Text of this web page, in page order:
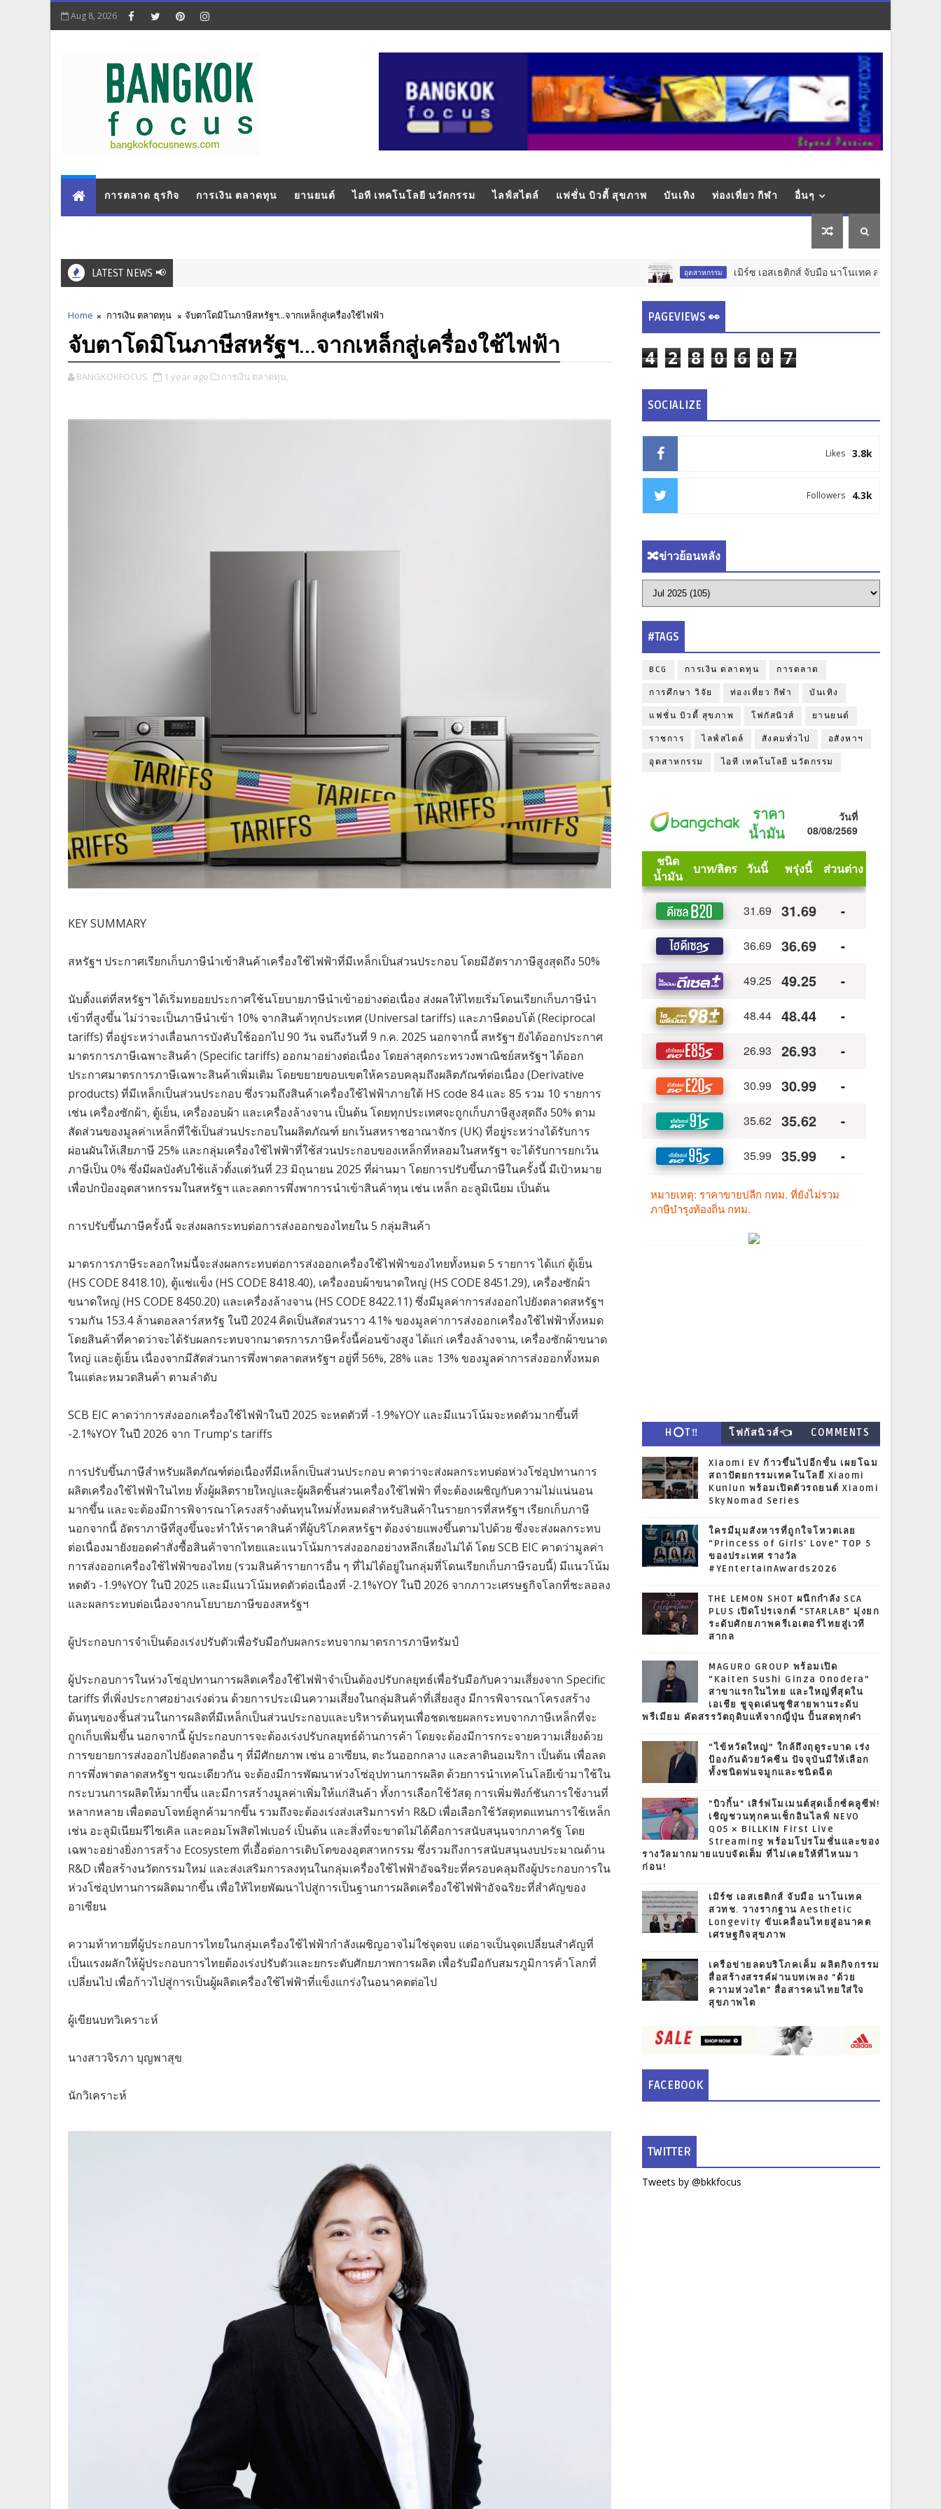
Aug 8, 2026
การตลาด ธุรกิจ การเงิน ตลาดทุน ยานยนต์ ไอที เทคโนโลยี นวัตกรรม ไลฟ์สไตล์ แฟชั่น บิวตี้ สุขภาพ บันเทิง ท่องเที่ยว กีฬา อื่นๆ
LATEST NEWS 📢 อุตสาหกรรม เมิร์ซ เอสเธติกส์ จับมือ นาโนเทค สวทช. วางรากฐาน
Home การเงิน ตลาดทุน จับตาโดมิโนภาษีสหรัฐฯ...จากเหล็กสู่เครื่องใช้ไฟฟ้า
จับตาโดมิโนภาษีสหรัฐฯ...จากเหล็กสู่เครื่องใช้ไฟฟ้า
BANGKOKFOCUS 1 year ago การเงิน ตลาดทุน,
KEY SUMMARY
สหรัฐฯ ประกาศเรียกเก็บภาษีนำเข้าสินค้าเครื่องใช้ไฟฟ้าที่มีเหล็กเป็นส่วนประกอบ โดยมีอัตราภาษีสูงสุดถึง 50%
นับตั้งแต่ที่สหรัฐฯ ได้เริ่มทยอยประกาศใช้นโยบายภาษีนำเข้าอย่างต่อเนื่อง ส่งผลให้ไทยเริ่มโดนเรียกเก็บภาษีนำ
เข้าที่สูงขึ้น ไม่ว่าจะเป็นภาษีนำเข้า 10% จากสินค้าทุกประเทศ (Universal tariffs) และภาษีตอบโต้ (Reciprocal
tariffs) ที่อยู่ระหว่างเลื่อนการบังคับใช้ออกไป 90 วัน จนถึงวันที่ 9 ก.ค. 2025 นอกจากนี้ สหรัฐฯ ยังได้ออกประกาศ
มาตรการภาษีเฉพาะสินค้า (Specific tariffs) ออกมาอย่างต่อเนื่อง โดยล่าสุดกระทรวงพาณิชย์สหรัฐฯ ได้ออก
ประกาศมาตรการภาษีเฉพาะสินค้าเพิ่มเติม โดยขยายขอบเขตให้ครอบคลุมถึงผลิตภัณฑ์ต่อเนื่อง (Derivative
products) ที่มีเหล็กเป็นส่วนประกอบ ซึ่งรวมถึงสินค้าเครื่องใช้ไฟฟ้าภายใต้ HS code 84 และ 85 รวม 10 รายการ
เช่น เครื่องซักผ้า, ตู้เย็น, เครื่องอบผ้า และเครื่องล้างจาน เป็นต้น โดยทุกประเทศจะถูกเก็บภาษีสูงสุดถึง 50% ตาม
สัดส่วนของมูลค่าเหล็กที่ใช้เป็นส่วนประกอบในผลิตภัณฑ์ ยกเว้นสหราชอาณาจักร (UK) ที่อยู่ระหว่างได้รับการ
ผ่อนผันให้เสียภาษี 25% และกลุ่มเครื่องใช้ไฟฟ้าที่ใช้ส่วนประกอบของเหล็กที่หลอมในสหรัฐฯ จะได้รับการยกเว้น
ภาษีเป็น 0% ซึ่งมีผลบังคับใช้แล้วตั้งแต่วันที่ 23 มิถุนายน 2025 ที่ผ่านมา โดยการปรับขึ้นภาษีในครั้งนี้ มีเป้าหมาย
เพื่อปกป้องอุตสาหกรรมในสหรัฐฯ และลดการพึ่งพาการนำเข้าสินค้าทุน เช่น เหล็ก อะลูมิเนียม เป็นต้น
การปรับขึ้นภาษีครั้งนี้ จะส่งผลกระทบต่อการส่งออกของไทยใน 5 กลุ่มสินค้า
มาตรการภาษีระลอกใหม่นี้จะส่งผลกระทบต่อการส่งออกเครื่องใช้ไฟฟ้าของไทยทั้งหมด 5 รายการ ได้แก่ ตู้เย็น
(HS CODE 8418.10), ตู้แช่แข็ง (HS CODE 8418.40), เครื่องอบผ้าขนาดใหญ่ (HS CODE 8451.29), เครื่องซักผ้า
ขนาดใหญ่ (HS CODE 8450.20) และเครื่องล้างจาน (HS CODE 8422.11) ซึ่งมีมูลค่าการส่งออกไปยังตลาดสหรัฐฯ
รวมกัน 153.4 ล้านดอลลาร์สหรัฐ ในปี 2024 คิดเป็นสัดส่วนราว 4.1% ของมูลค่าการส่งออกเครื่องใช้ไฟฟ้าทั้งหมด
โดยสินค้าที่คาดว่าจะได้รับผลกระทบจากมาตรการภาษีครั้งนี้ค่อนข้างสูง ได้แก่ เครื่องล้างจาน, เครื่องซักผ้าขนาด
ใหญ่ และตู้เย็น เนื่องจากมีสัดส่วนการพึ่งพาตลาดสหรัฐฯ อยู่ที่ 56%, 28% และ 13% ของมูลค่าการส่งออกทั้งหมด
ในแต่ละหมวดสินค้า ตามลำดับ
SCB EIC คาดว่าการส่งออกเครื่องใช้ไฟฟ้าในปี 2025 จะหดตัวที่ -1.9%YOY และมีแนวโน้มจะหดตัวมากขึ้นที่
-2.1%YOY ในปี 2026 จาก Trump's tariffs
การปรับขึ้นภาษีสำหรับผลิตภัณฑ์ต่อเนื่องที่มีเหล็กเป็นส่วนประกอบ คาดว่าจะส่งผลกระทบต่อห่วงโซ่อุปทานการ
ผลิตเครื่องใช้ไฟฟ้าในไทย ทั้งผู้ผลิตรายใหญ่และผู้ผลิตชิ้นส่วนเครื่องใช้ไฟฟ้า ที่จะต้องเผชิญกับความไม่แน่นอน
มากขึ้น และจะต้องมีการพิจารณาโครงสร้างต้นทุนใหม่ทั้งหมดสำหรับสินค้าในรายการที่สหรัฐฯ เรียกเก็บภาษี
นอกจากนี้ อัตราภาษีที่สูงขึ้นจะทำให้ราคาสินค้าที่ผู้บริโภคสหร้ฐฯ ต้องจ่ายแพงขึ้นตามไปด้วย ซึ่งจะส่งผลกระทบ
ต่อเนื่องมายังยอดคำสั่งซื้อสินค้าจากไทยและแนวโน้มการส่งออกอย่างหลีกเลี่ยงไม่ได้ โดย SCB EIC คาดว่ามูลค่า
การส่งออกเครื่องใช้ไฟฟ้าของไทย (รวมสินค้ารายการอื่น ๆ ที่ไม่ได้อยู่ในกลุ่มที่โดนเรียกเก็บภาษีรอบนี้) มีแนวโน้ม
หดตัว -1.9%YOY ในปี 2025 และมีแนวโน้มหดตัวต่อเนื่องที่ -2.1%YOY ในปี 2026 จากภาวะเศรษฐกิจโลกที่ชะลอลง
และผลกระทบต่อเนื่องจากนโยบายภาษีของสหรัฐฯ
ผู้ประกอบการจำเป็นต้องเร่งปรับตัวเพื่อรับมือกับผลกระทบจากมาตรการภาษีทรัมป์
ผู้ประกอบการในห่วงโซ่อุปทานการผลิตเครื่องใช้ไฟฟ้าจำเป็นต้องปรับกลยุทธ์เพื่อรับมือกับความเสี่ยงจาก Specific
tariffs ที่เพิ่งประกาศอย่างเร่งด่วน ด้วยการประเมินความเสี่ยงในกลุ่มสินค้าที่เสี่ยงสูง มีการพิจารณาโครงสร้าง
ต้นทุนของชิ้นส่วนในการผลิตที่มีเหล็กเป็นส่วนประกอบและบริหารต้นทุนเพื่อชดเชยผลกระทบจากภาษีเหล็กที่จะ
ถูกเก็บเพิ่มขึ้น นอกจากนี้ ผู้ประกอบการจะต้องเร่งปรับกลยุทธ์ด้านการค้า โดยจะต้องมีการกระจายความเสี่ยงด้วย
การขยายการส่งออกไปยังตลาดอื่น ๆ ที่มีศักยภาพ เช่น อาเซียน, ตะวันออกกลาง และลาตินอเมริกา เป็นต้น เพื่อลด
การพึ่งพาตลาดสหรัฐฯ ขณะเดียวกัน จะต้องมีการพัฒนาห่วงโซ่อุปทานการผลิต ด้วยการนำเทคโนโลยีเข้ามาใช้ใน
กระบวนการผลิตให้มากขึ้น และมีการสร้างมูลค่าเพิ่มให้แก่สินค้า ทั้งการเลือกใช้วัสดุ การเพิ่มฟังก์ชันการใช้งานที่
หลากหลาย เพื่อตอบโจทย์ลูกค้ามากขึ้น รวมถึงจะต้องเร่งส่งเสริมการทำ R&D เพื่อเลือกใช้วัสดุทดแทนการใช้เหล็ก
เช่น อะลูมิเนียมรีไซเคิล และคอมโพสิตไฟเบอร์ เป็นต้น และสิ่งที่จะขาดไม่ได้คือการสนับสนุนจากภาครัฐ โดย
เฉพาะอย่างยิ่งการสร้าง Ecosystem ที่เอื้อต่อการเติบโตของอุตสาหกรรม ซึ่งรวมถึงการสนับสนุนงบประมาณด้าน
R&D เพื่อสร้างนวัตกรรมใหม่ และส่งเสริมการลงทุนในกลุ่มเครื่องใช้ไฟฟ้าอัจฉริยะที่ครอบคลุมถึงผู้ประกอบการใน
ห่วงโซ่อุปทานการผลิตมากขึ้น เพื่อให้ไทยพัฒนาไปสู่การเป็นฐานการผลิตเครื่องใช้ไฟฟ้าอัจฉริยะที่สำคัญของ
อาเซียน
ความท้าทายที่ผู้ประกอบการไทยในกลุ่มเครื่องใช้ไฟฟ้ากำลังเผชิญอาจไม่ใช่จุดจบ แต่อาจเป็นจุดเปลี่ยนสำคัญที่
เป็นแรงผลักให้ผู้ประกอบการไทยต้องเร่งปรับตัวและยกระดับศักยภาพการผลิต เพื่อรับมือกับสมรภูมิการค้าโลกที่
เปลี่ยนไป เพื่อก้าวไปสู่การเป็นผู้ผลิตเครื่องใช้ไฟฟ้าที่แข็งแกร่งในอนาคตต่อไป
ผู้เขียนบทวิเคราะห์
นางสาวจิรภา บุญพาสุข
นักวิเคราะห์
PAGEVIEWS 👀
4 2 8 0 6 0 7
SOCIALIZE
3.8k
Likes
4.3k
Followers
🔀ข่าวย้อนหลัง
#TAGS
BCG การเงิน ตลาดทุน การตลาด
การศึกษา วิจัย ท่องเที่ยว กีฬา บันเทิง
แฟชั่น บิวตี้ สุขภาพ โฟกัสนิวส์ ยานยนต์
ราชการ ไลฟ์สไตล์ สังคมทั่วไป อสังหาฯ
อุตสาหกรรม ไอที เทคโนโลยี นวัตกรรม
H⭕T‼ โฟกัสนิวส์👈 COMMENTS
Xiaomi EV ก้าวขึ้นไปอีกขั้น เผยโฉม
สถาปัตยกรรมเทคโนโลยี Xiaomi
Kunlun พร้อมเปิดตัวรถยนต์ Xiaomi
SkyNomad Series
ใครมีมุมสังหารที่ถูกใจโหวตเลย
“Princess of Girls' Love” TOP 5
ของประเทศ รางวัล
#YEntertainAwards2026
THE LEMON SHOT ผนึกกำลัง SCA
PLUS เปิดโปรเจกต์ "STARLAB" มุ่งยก
ระดับศักยภาพครีเอเตอร์ไทยสู่เวที
สากล
MAGURO GROUP พร้อมเปิด
“Kaiten Sushi Ginza Onodera”
สาขาแรกในไทย และใหญ่ที่สุดใน
เอเชีย ชูจุดเด่นซูชิสายพานระดับ
พรีเมียม คัดสรรวัตถุดิบแท้จากญี่ปุ่น ปั้นสดทุกคำ
“ไข้หวัดใหญ่” ใกล้ถึงฤดูระบาด เร่ง
ป้องกันด้วยวัคซีน ปัจจุบันมีให้เลือก
ทั้งชนิดพ่นจมูกและชนิดฉีด
"บิวกิ้น" เสิร์ฟโมเมนต์สุดเอ็กซ์คลูซีฟ!
เชิญชวนทุกคนเช็กอินไลฟ์ NEVO
Q05 × BILLKIN First Live
Streaming พร้อมโปรโมชั่นและของ
รางวัลมากมายแบบจัดเต็ม ที่ไม่เคยให้ที่ไหนมา
ก่อน!
เมิร์ซ เอสเธติกส์ จับมือ นาโนเทค
สวทช. วางรากฐาน Aesthetic
Longevity ขับเคลื่อนไทยสู่อนาคต
เศรษฐกิจสุขภาพ
เครือข่ายลดบริโภคเค็ม ผลิตกิจกรรม
สื่อสร้างสรรค์ผ่านบทเพลง "ด้วย
ความห่วงไต" สื่อสารคนไทยใส่ใจ
สุขภาพไต
FACEBOOK
TWITTER
Tweets by @bkkfocus